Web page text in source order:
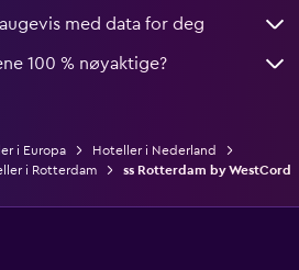
med data for deg
100 % nøyaktige?
i Europa
Hoteller i Nederland
i Rotterdam ss Rotterdam by WestCord